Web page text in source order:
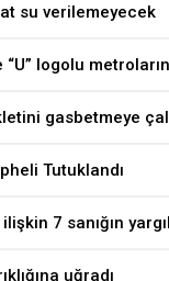
ve en düşük
su verilemeyecek
“U” logolu
gasbetmeye
Tutuklandı
7 sanığın
uğradı